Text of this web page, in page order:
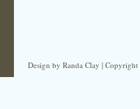
Design by Randa Clay |